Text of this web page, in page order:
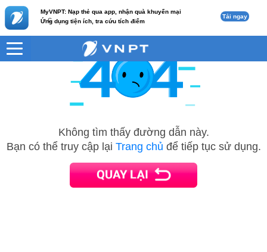
MyVNPT: Nạp thẻ qua app, nhận quà khuyến mại
Ứng dụng tiện ích, tra cứu tích điểm
c Tải ngay
Không tìm thấy đường dẫn này.
Bạn có thể truy cập lại Trang chủ để tiếp tục sử dụng.